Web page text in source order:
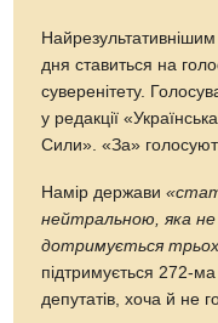
дня ставиться на
суверенітету.
у редакції
Сили». «За»
Намір держави
нейтральною, яка не
дотримується трьох
підтримується 272-
депутатів, хоча й не